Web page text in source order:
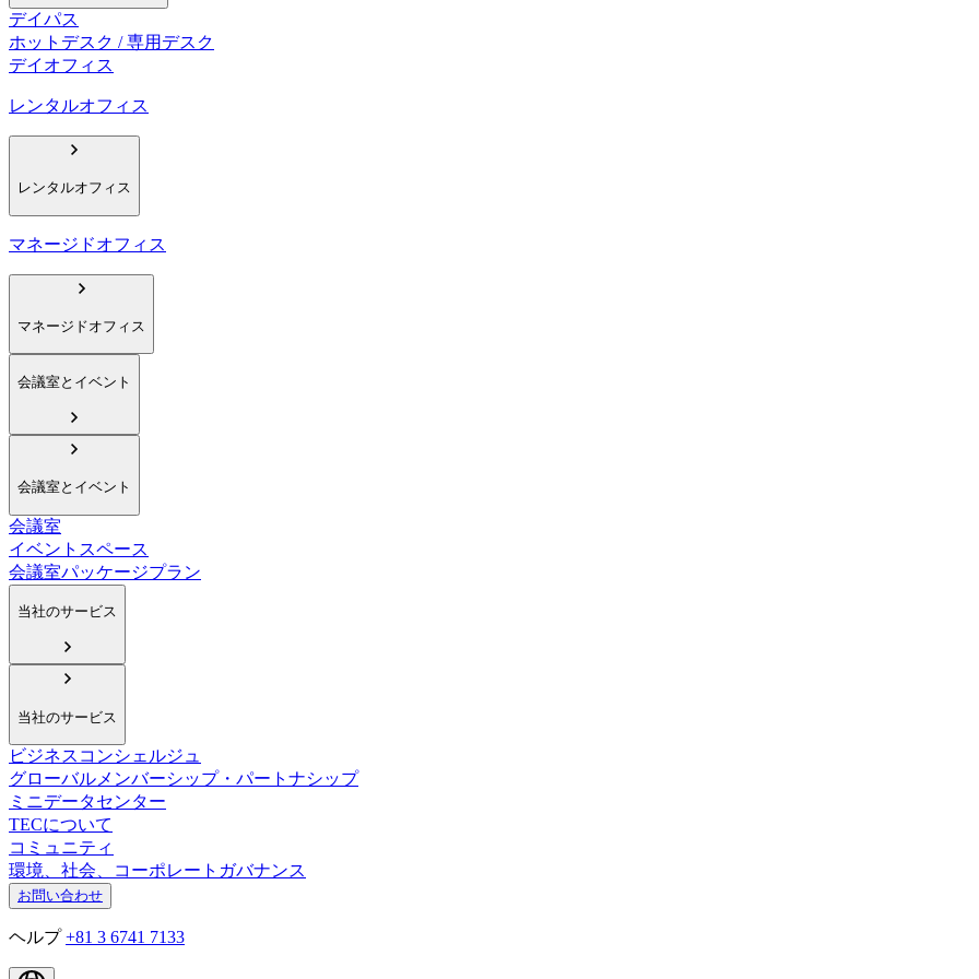
デイパス
ホットデスク / 専用デスク
デイオフィス
レンタルオフィス
レンタルオフィス
マネージドオフィス
マネージドオフィス
会議室とイベント
会議室とイベント
会議室
イベントスペース
会議室パッケージプラン
当社のサービス
当社のサービス
ビジネスコンシェルジュ
グローバルメンバーシップ・パートナシップ
ミニデータセンター
TECについて
コミュニティ
環境、社会、コーポレートガバナンス
お問い合わせ
ヘルプ +81 3 6741 7133